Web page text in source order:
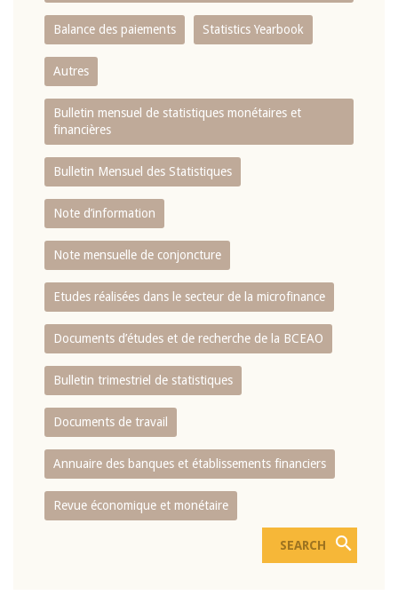
Balance des paiements Statistics Yearbook
Autres
Bulletin mensuel de statistiques monétaires et
financières
Bulletin Mensuel des Statistiques
Note d’information
Note mensuelle de conjoncture
Etudes réalisées dans le secteur de la microfinance
Documents d’études et de recherche de la BCEAO
Bulletin trimestriel de statistiques
Documents de travail
Annuaire des banques et établissements financiers
Revue économique et monétaire